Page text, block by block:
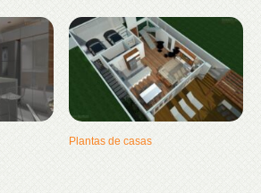
Plantas de casas